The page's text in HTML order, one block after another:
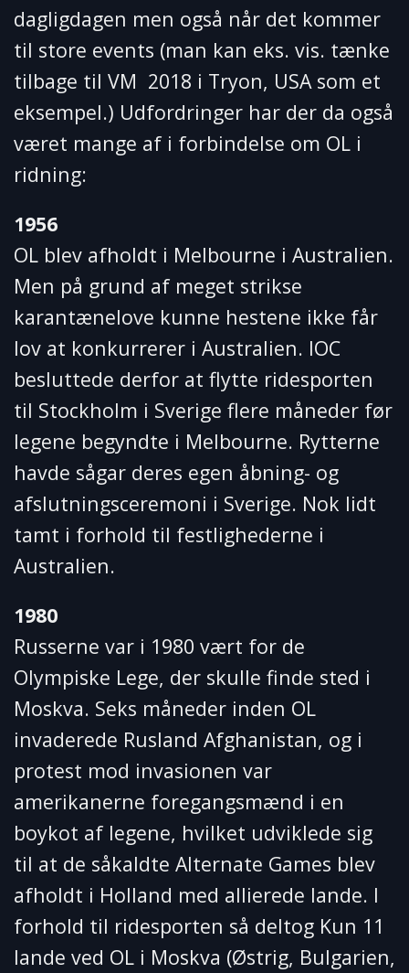
dagligdagen men også når det kommer
til store events (man kan eks. vis. tænke
tilbage til VM 2018 i Tryon, USA som et
eksempel.) Udfordringer har der da også
været mange af i forbindelse om OL i
ridning:
1956
OL blev afholdt i Melbourne i Australien.
Men på grund af meget strikse
karantænelove kunne hestene ikke får
lov at konkurrerer i Australien. IOC
besluttede derfor at flytte ridesporten
til Stockholm i Sverige flere måneder før
legene begyndte i Melbourne. Rytterne
havde sågar deres egen åbning- og
afslutningsceremoni i Sverige. Nok lidt
tamt i forhold til festlighederne i
Australien.
1980
Russerne var i 1980 vært for de
Olympiske Lege, der skulle finde sted i
Moskva. Seks måneder inden OL
invaderede Rusland Afghanistan, og i
protest mod invasionen var
amerikanerne foregangsmænd i en
boykot af legene, hvilket udviklede sig
til at de såkaldte Alternate Games blev
afholdt i Holland med allierede lande. I
forhold til ridesporten så deltog Kun 11
lande ved OL i Moskva (Østrig, Bulgarien,